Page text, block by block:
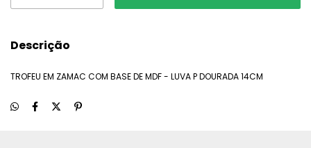
Descrição
TROFEU EM ZAMAC COM BASE DE MDF - LUVA P DOURADA 14CM